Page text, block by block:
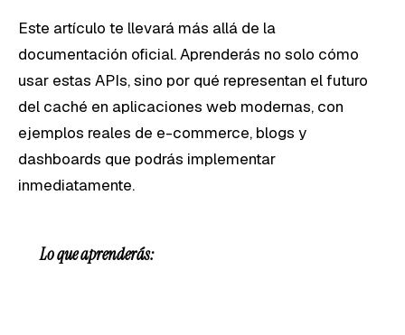
Este artículo te llevará más allá de la
documentación oficial. Aprenderás no solo cómo
usar estas APIs, sino por qué representan el futuro
del caché en aplicaciones web modernas, con
ejemplos reales de e-commerce, blogs y
dashboards que podrás implementar
inmediatamente.
Lo que aprenderás: